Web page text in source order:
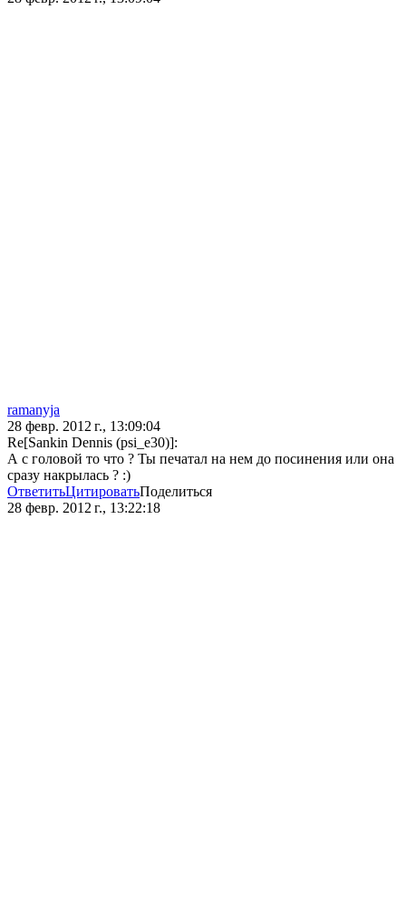
ramanyja
28 февр. 2012 г., 13:09:04
Re[Sankin Dennis (psi_e30)]:
А с головой то что ? Ты печатал на нем до посинения или она
сразу накрылась ? :)
ОтветитьЦитироватьПоделиться
28 февр. 2012 г., 13:22:18